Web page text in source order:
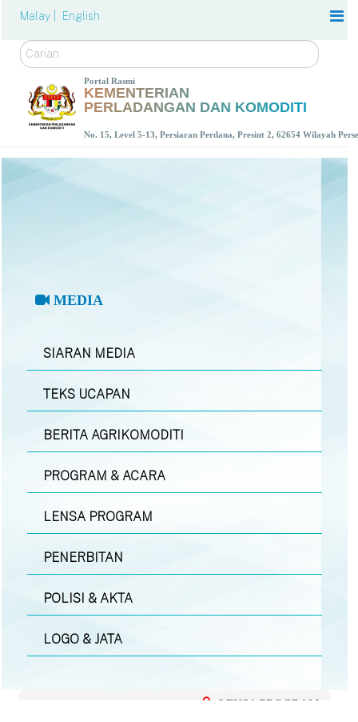
Malay | English
Carian
Portal Rasmi
KEMENTERIAN
PERLADANGAN DAN KOMODITI
No. 15, Level 5-13, Persiaran Perdana, Presint 2, 62654 Wilayah
MEDIA
SIARAN MEDIA
TEKS UCAPAN
BERITA AGRIKOMODITI
PROGRAM & ACARA
LENSA PROGRAM
PENERBITAN
POLISI & AKTA
LOGO & JATA
LENSA PROGRAM